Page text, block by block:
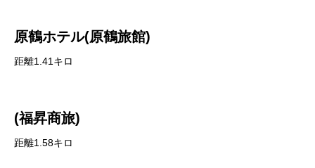
原鶴ホテル(原鶴旅館)
距離1.41キロ
(福昇商旅)
距離1.58キロ